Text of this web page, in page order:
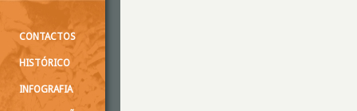
CONTACTOS
HISTÓRICO
INFOGRAFIA